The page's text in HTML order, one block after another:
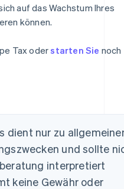
auf das Wachstum Ihres
können.
Tax oderstarten Sie noch
dient nur zu
und sollte
interpretiert
keine Gewähr oder